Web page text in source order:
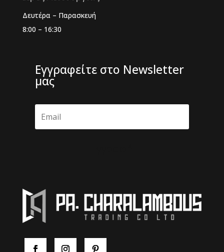
Δευτέρα – Παρασκευή
8:00 – 16:30
Εγγραφείτε στο Newsletter
μας